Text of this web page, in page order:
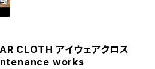
CLOTH アイウェアクロス
works